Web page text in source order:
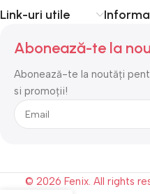
Link-uri utile
Abonează-te la
Abonează-te la noutăți
si promoții!
© 2026 Fenix. All rights